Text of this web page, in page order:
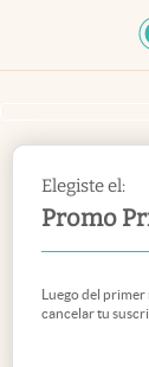
Elegiste el:
Promo
Luego del
cancelar tu